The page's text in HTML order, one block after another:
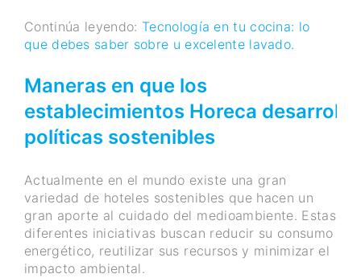
Continúa leyendo:Tecnología en tu cocina: lo
que debes saber sobre u excelente lavado.
Maneras en que los
establecimientos Horeca
políticas sostenibles
Actualmente en el mundo existe una gran
variedad de hoteles sostenibles que hacen un
gran aporte al cuidado del medioambiente. Estas
diferentes iniciativas buscan reducir su consumo
energético, reutilizar sus recursos y minimizar el
impacto ambiental.